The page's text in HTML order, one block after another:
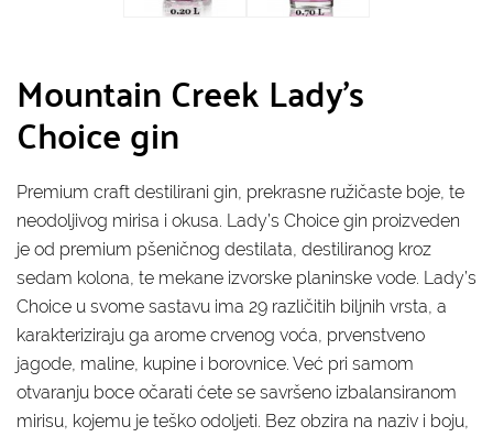
Mountain Creek Lady's
Choice gin
Premium craft destilirani gin, prekrasne ružičaste boje, te
neodoljivog mirisa i okusa. Lady’s Choice gin proizveden
je od premium pšeničnog destilata, destiliranog kroz
sedam kolona, te mekane izvorske planinske vode. Lady’s
Choice u svome sastavu ima 29 različitih biljnih vrsta, a
karakteriziraju ga arome crvenog voća, prvenstveno
jagode, maline, kupine i borovnice. Već pri samom
otvaranju boce očarati ćete se savršeno izbalansiranom
mirisu, kojemu je teško odoljeti. Bez obzira na naziv i boju,